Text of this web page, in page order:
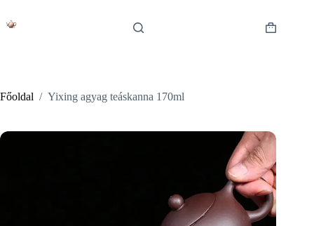
content
Shopping
Főoldal / Yixing agyag teáskanna 170ml